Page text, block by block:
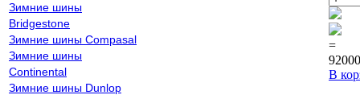
Зимние шины
Bridgestone
Зимние шины Compasal
Зимние шины
Continental
Зимние шины Dunlop
=
В